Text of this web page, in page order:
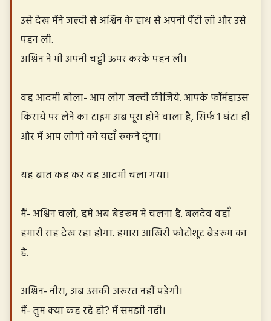
उसे देख मैंने जल्दी से अश्विन के हाथ से अपनी पैंटी ली और उसे
पहन ली.
अश्विन ने भी अपनी चड्डी ऊपर करके पहन ली।
वह आदमी बोला- आप लोग जल्दी कीजिये. आपके फॉर्महाउस
किराये पर लेने का टाइम अब पूरा होने वाला है, सिर्फ 1 घंटा ही
और मैं आप लोगों को यहाँ रुकने दूंगा।
यह बात कह कर वह आदमी चला गया।
मैं- अश्विन चलो, हमें अब बेडरूम में चलना है. बलदेव वहाँ
हमारी राह देख रहा होगा. हमारा आखिरी फोटोशूट बेडरूम का
है.
अश्विन- नीरा, अब उसकी जरूरत नहीं पड़ेगी।
मैं- तुम क्या कह रहे हो? मैं समझी नही।